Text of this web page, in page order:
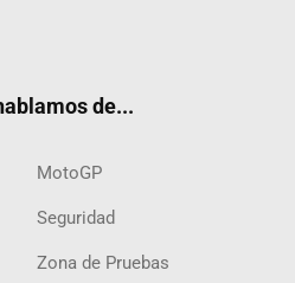
de...
MotoGP
Seguridad
Zona de Pruebas